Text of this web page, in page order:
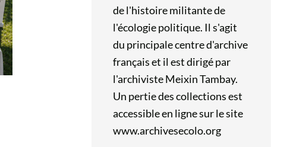
de l'histoire militante de
l'écologie politique. Il s'agit
du principale centre d'archive
français et il est dirigé par
l'archiviste Meixin Tambay.
Un pertie des collections est
accessible en ligne sur le site
www.archivesecolo.org